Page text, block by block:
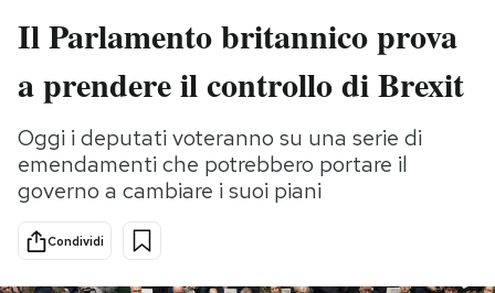
Italia
Politica
Tecnologia
Internet
Scienza
Cultura
Economia
Moda
Consumismi
Storie/Idee
Ok Boomer!
Media
Il Parlamento britannico prova
a prendere il controllo di Brexit
Oggi i deputati voteranno su una serie di
emendamenti che potrebbero portare il
governo a cambiare i suoi piani
Condividi